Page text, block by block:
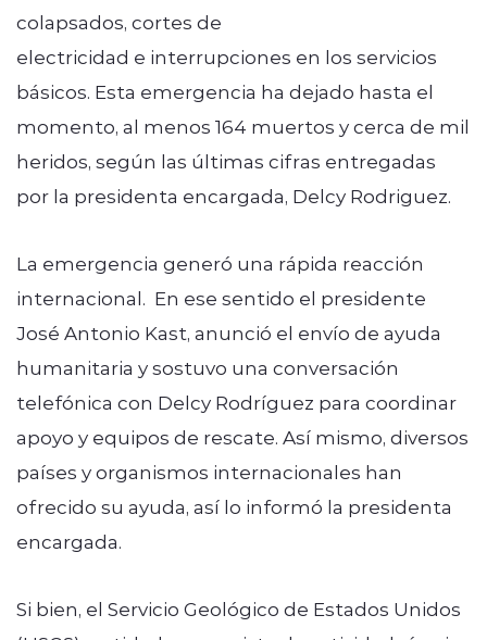
colapsados, cortes de
electricidad e interrupciones en los servicios
básicos. Esta emergencia ha dejado hasta el
momento, al menos 164 muertos y cerca de mil
heridos, según las últimas cifras entregadas
por la presidenta encargada, Delcy Rodriguez.
La emergencia generó una rápida reacción
internacional. En ese sentido el presidente
José Antonio Kast, anunció el envío de ayuda
humanitaria y sostuvo una conversación
telefónica con Delcy Rodríguez para coordinar
apoyo y equipos de rescate. Así mismo, diversos
países y organismos internacionales han
ofrecido su ayuda, así lo informó la presidenta
encargada.
Si bien, el Servicio Geológico de Estados Unidos